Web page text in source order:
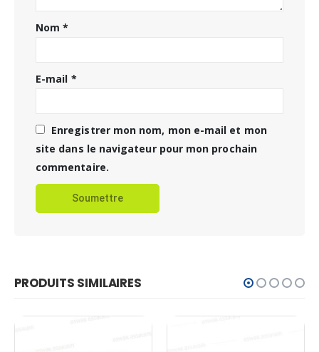
Nom*
E-mail *
Enregistrer mon nom, mon e-mail et mon
site dans le navigateur pour mon prochain
commentaire.
PRODUITS SIMILAIRES